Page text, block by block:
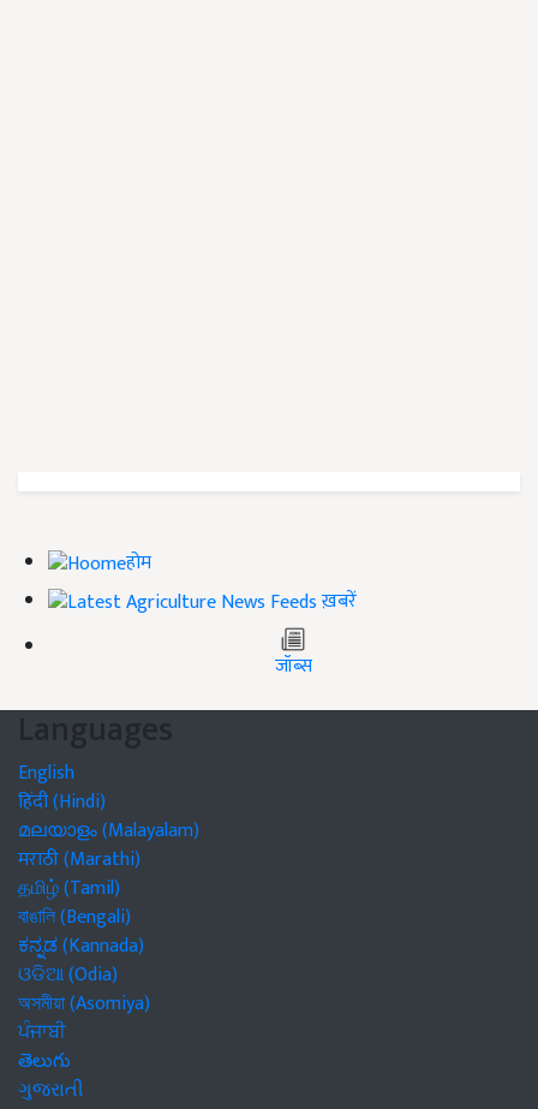
होम
ख़बरें
जॉब्स
Languages
English
हिंदी (Hindi)
മലയാളം (Malayalam)
मराठी (Marathi)
தமிழ் (Tamil)
বাঙালি (Bengali)
ಕನ್ನಡ (Kannada)
ଓଡିଆ (Odia)
অসমীয়া (Asomiya)
ਪੰਜਾਬੀ
తెలుగు
ગુજરાતી